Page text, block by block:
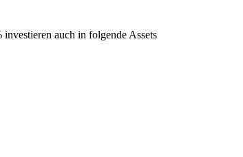
auch in folgende Assets